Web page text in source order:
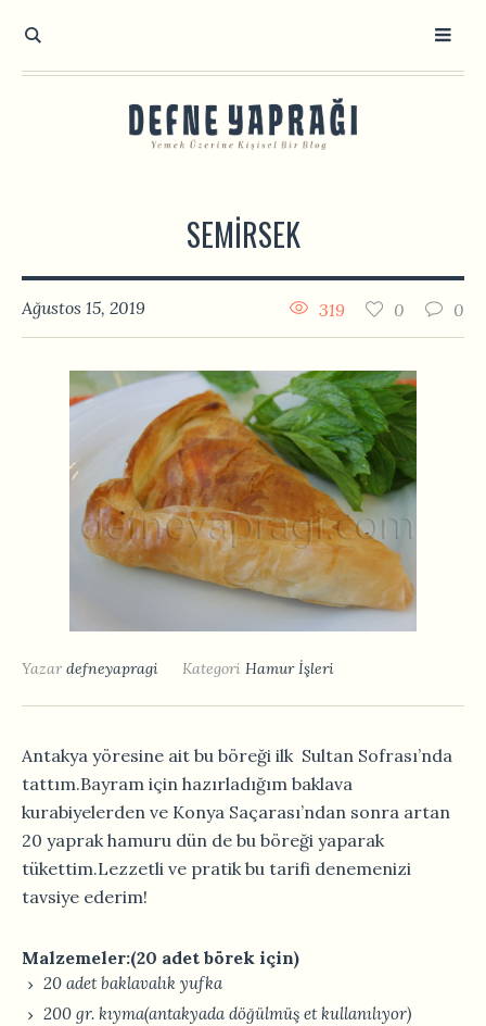
SEMIRSEK
Ağustos 15, 2019 0
0
319
Yazardefneyapragi Kategori Hamur İşleri
Antakya yöresine ait bu böreği ilk Sultan Sofrası’nda
tattım.Bayram için hazırladığım baklava
kurabiyelerden ve Konya Saçarası’ndan sonra artan
20 yaprak hamuru dün de bu böreği yaparak
tükettim.Lezzetli ve pratik bu tarifi denemenizi
tavsiye ederim!
Malzemeler:(20 adet börek için)
20 adet baklavalık yufka
200 gr. kıyma(antakyada döğülmüş et kullanılıyor)